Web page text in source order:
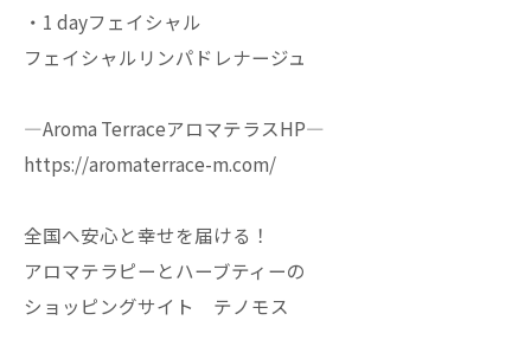
・1 dayフェイシャル
フェイシャルリンパドレナージュ
—Aroma TerraceアロマテラスHP—
https://aromaterrace-m.com/
全国へ安心と幸せを届ける！
アロマテラピーとハーブティーの
ショッピングサイト テノモス